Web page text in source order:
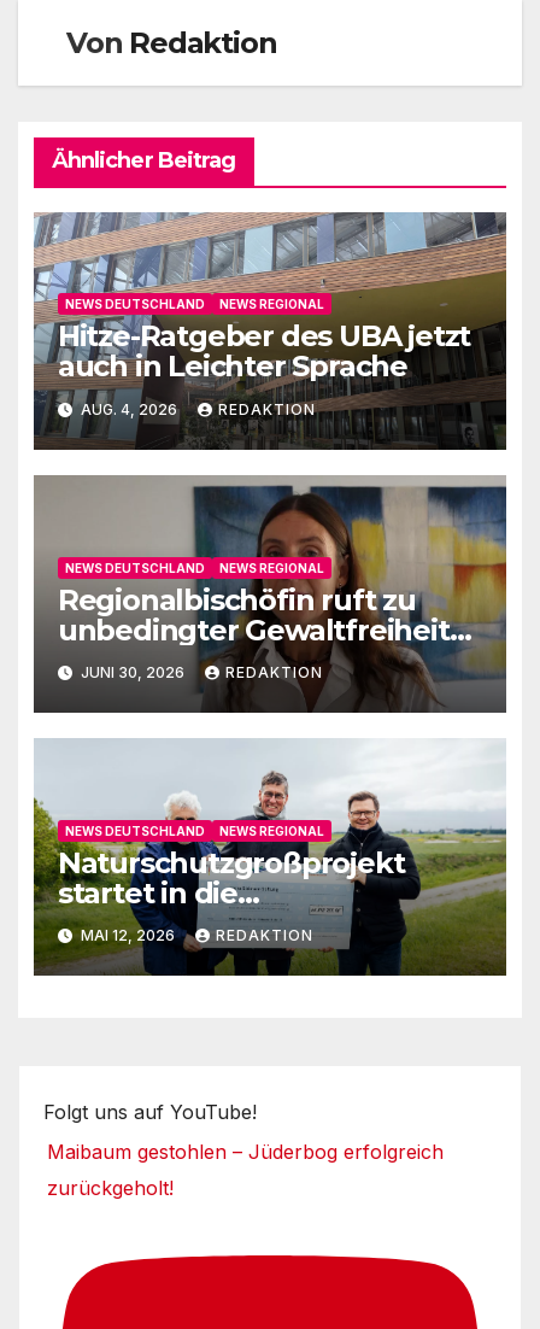
Von Redaktion
Ähnlicher Beitrag
NEWS DEUTSCHLAND NEWS REGIONAL
Hitze-Ratgeber des UBA jetzt
auch in Leichter Sprache
AUG. 4, 2026 REDAKTION
NEWS DEUTSCHLAND NEWS REGIONAL
Regionalbischöfin ruft zu
unbedingter Gewaltfreiheit
aufJUNI 30, 2026 REDAKTION
NEWS DEUTSCHLAND NEWS REGIONAL
Naturschutzgroßprojekt
startet in die
Umsetzungsphase
MAI 12, 2026 REDAKTION
Folgt uns auf YouTube!
Maibaum gestohlen – Jüderbog erfolgreich
zurückgeholt!